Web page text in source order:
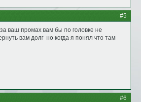
#5
ваш промах вам бы по головке не
вам долг но когда я понял что там
#6